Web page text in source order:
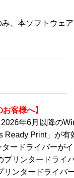
、本ソフトウェ
客様へ】
年6月以降の
Print」が有
ードライバーが
リンタードライ
ンタードライバ